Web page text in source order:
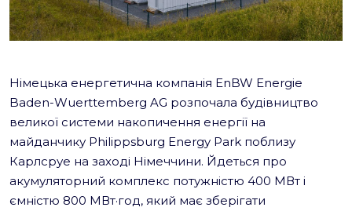
Німецька енергетична компанія EnBW Energie
Baden-Wuerttemberg AG розпочала будівництво
великої системи накопичення енергії на
майданчику Philippsburg Energy Park поблизу
Карлсруе на заході Німеччини. Йдеться про
акумуляторний комплекс потужністю 400 МВт і
ємністю 800 МВт·год, який має зберігати